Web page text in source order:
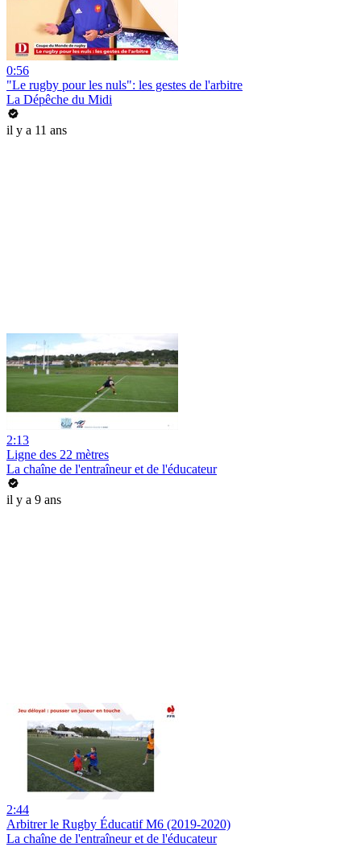
0:56
"Le rugby pour les nuls": les gestes de l'arbitre
La Dépêche du Midi
il y a 11 ans
2:13
Ligne des 22 mètres
La chaîne de l'entraîneur et de l'éducateur
il y a 9 ans
2:44
Arbitrer le Rugby Éducatif M6 (2019-2020)
La chaîne de l'entraîneur et de l'éducateur